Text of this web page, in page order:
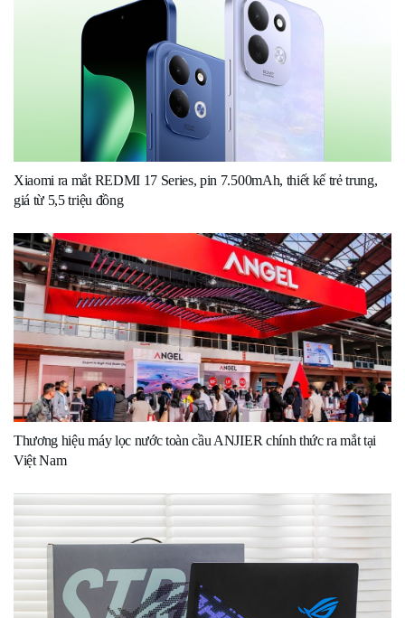
Xiaomi ra mắt REDMI 17 Series, pin 7.500mAh, thiết kế trẻ trung,
giá từ 5,5 triệu đồng
Thương hiệu máy lọc nước toàn cầu ANJIER chính thức ra mắt tại
Việt Nam